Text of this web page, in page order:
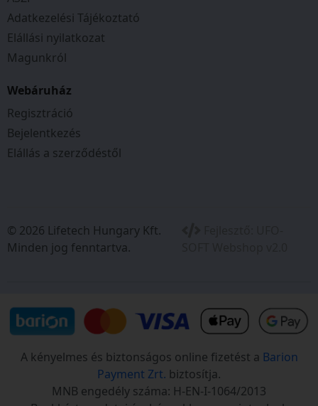
Adatkezelési Tájékoztató
Elállási nyilatkozat
Magunkról
Webáruház
Regisztráció
Bejelentkezés
Elállás a szerződéstől
© 2026 Lifetech Hungary Kft.
Minden jog fenntartva.
A kényelmes és biztonságos online fizetést a Barion
Payment Zrt. biztosítja.
MNB engedély száma: H-EN-I-1064/2013